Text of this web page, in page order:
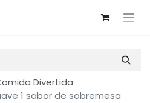
Divertida
1 sabor de sobremesa